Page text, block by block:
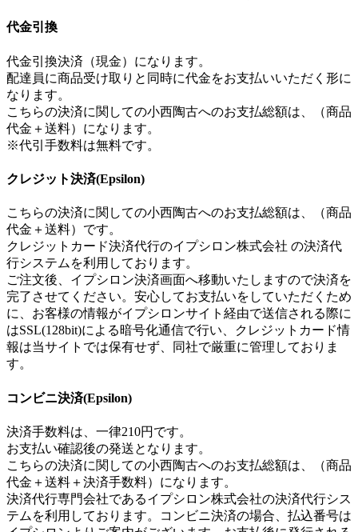
代金引換
代金引換決済（現金）になります。
配達員に商品受け取りと同時に代金をお支払いいただく形に
なります。
こちらの決済に関しての小西陶古へのお支払総額は、（商品
代金＋送料）になります。
※代引手数料は無料です。
クレジット決済(Epsilon)
こちらの決済に関しての小西陶古へのお支払総額は、（商品
代金＋送料）です。
クレジットカード決済代行のイプシロン株式会社 の決済代
行システムを利用しております。
ご注文後、イプシロン決済画面へ移動いたしますので決済を
完了させてください。安心してお支払いをしていただくため
に、お客様の情報がイプシロンサイト経由で送信される際に
はSSL(128bit)による暗号化通信で行い、クレジットカード情
報は当サイトでは保有せず、同社で厳重に管理しておりま
す。
コンビニ決済(Epsilon)
決済手数料は、一律210円です。
お支払い確認後の発送となります。
こちらの決済に関しての小西陶古へのお支払総額は、（商品
代金＋送料＋決済手数料）になります。
決済代行専門会社であるイプシロン株式会社の決済代行シス
テムを利用しております。コンビニ決済の場合、払込番号は